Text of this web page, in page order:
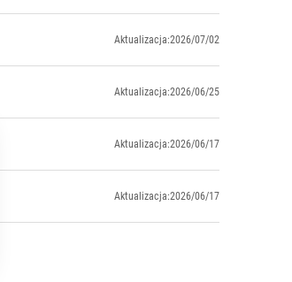
Aktualizacja:2026/07/02
Aktualizacja:2026/06/25
Aktualizacja:2026/06/17
Aktualizacja:2026/06/17